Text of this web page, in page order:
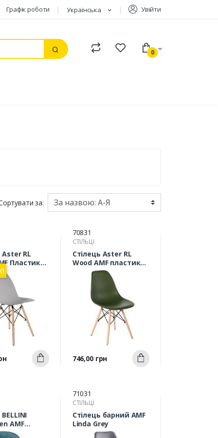
Графік роботи Українська Увійти
Пошук
Compare Watchlist
0
за:
Aster RL
Пластик
Купити
70831
СТІЛЬЦІ
Стілець Aster RL
Wood AMF пластик
Швидкий
перегляд
Ціна
746,00 грн Купити
AMF
71031
СТІЛЬЦІ
Стілець барний AMF
Linda Grey